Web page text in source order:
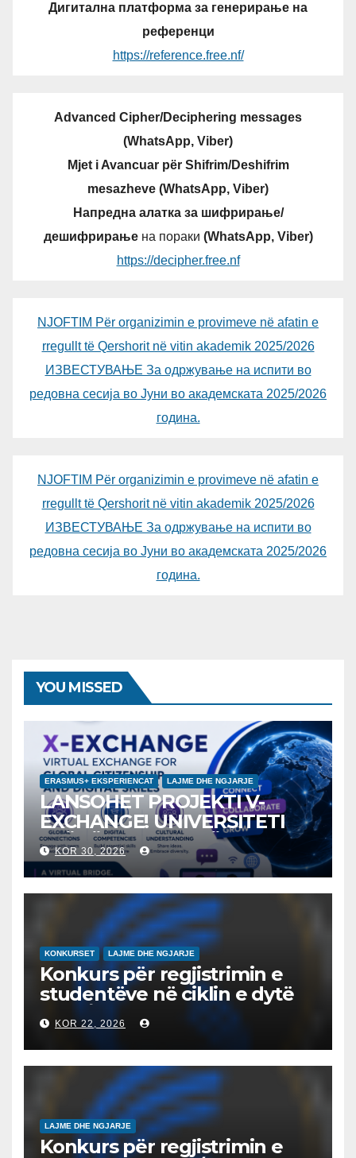
Дигитална платформа за генерирање на
референци
https://reference.free.nf/
Advanced Cipher/Deciphering messages
(WhatsApp, Viber)
Mjet i Avancuar për Shifrim/Deshifrim
mesazheve (WhatsApp, Viber)
Напредна алатка за шифрирање/
дешифрирањена пораки (WhatsApp, Viber)
https://decipher.free.nf
NJOFTIM Për organizimin e provimeve në afatin e
rregullt të Qershorit në vitin akademik 2025/2026
ИЗВЕСТУВАЊЕ За одржување на испити во
редовна сесија во Јуни во академската 2025/2026
година.
NJOFTIM Për organizimin e provimeve në afatin e
rregullt të Qershorit në vitin akademik 2025/2026
ИЗВЕСТУВАЊЕ За одржување на испити во
редовна сесија во Јуни во академската 2025/2026
година.
YOU MISSED
ERASMUS+ EKSPERIENCAT LAJME DHE NGJARJE
LANSOHET PROJEKTI V-
EXCHANGE! UNIVERSITETI
“NËNË TEREZA” NË SHKUP
UDHËHEQ NISMËN
NDËRKOMBËTARE PËR
EDUKIMIN DIGJITAL DHE
QYTETARINË GLOBALE
KOR 30, 2026
KONKURSET LAJME DHE NGJARJE
Konkurs për regjistrimin e
studentëve në ciklin e dytë
2026/2027 – Конкурс за
запишување на студенти
на втор циклус студии за
2026/2027
KOR 22, 2026
LAJME DHE NGJARJE
Konkurs për regjistrimin e